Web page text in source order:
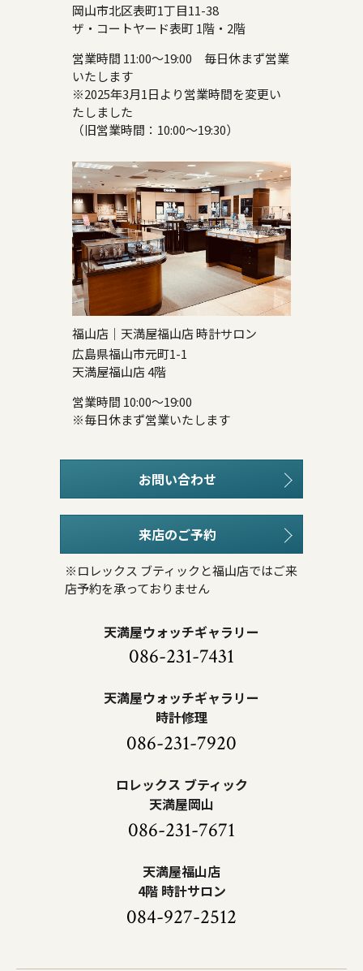
岡山市北区表町1丁目11-38
ザ・コートヤード表町 1階・2階
営業時間 11:00～19:00 毎日休まず営業
いたします
※2025年3月1日より営業時間を変更い
たしました
（旧営業時間：10:00～19:30）
福山店｜天満屋福山店 時計サロン
広島県福山市元町1-1
天満屋福山店 4階
営業時間 10:00～19:00
※毎日休まず営業いたします
お問い合わせ
来店のご予約
※ロレックス ブティックと福山店ではご来
店予約を承っておりません
天満屋ウォッチギャラリー
086-231-7431
天満屋ウォッチギャラリー
時計修理
086-231-7920
ロレックス ブティック
天満屋岡山
086-231-7671
天満屋福山店
4階 時計サロン
084-927-2512